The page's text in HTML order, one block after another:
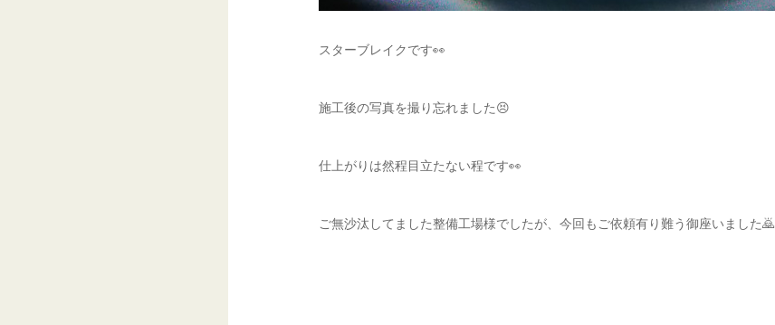
スターブレイクです👀
施工後の写真を撮り忘れました😣
仕上がりは然程目立たない程です👀
ご無沙汰してました整備工場様でしたが、今回もご依頼有り難う御座いました🙇